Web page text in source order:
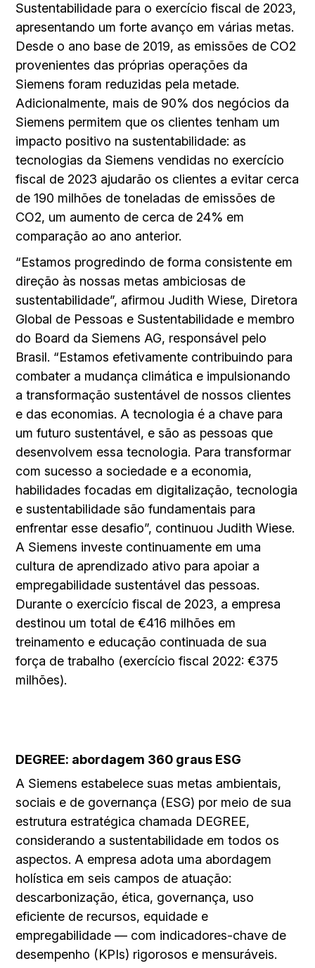
Sustentabilidade para o exercício fiscal de 2023,
apresentando um forte avanço em várias metas.
Desde o ano base de 2019, as emissões de CO2
provenientes das próprias operações da
Siemens foram reduzidas pela metade.
Adicionalmente, mais de 90% dos negócios da
Siemens permitem que os clientes tenham um
impacto positivo na sustentabilidade: as
tecnologias da Siemens vendidas no exercício
fiscal de 2023 ajudarão os clientes a evitar cerca
de 190 milhões de toneladas de emissões de
CO2, um aumento de cerca de 24% em
comparação ao ano anterior.
“Estamos progredindo de forma consistente em
direção às nossas metas ambiciosas de
sustentabilidade”, afirmou Judith Wiese, Diretora
Global de Pessoas e Sustentabilidade e membro
do Board da Siemens AG, responsável pelo
Brasil. “Estamos efetivamente contribuindo para
combater a mudança climática e impulsionando
a transformação sustentável de nossos clientes
e das economias. A tecnologia é a chave para
um futuro sustentável, e são as pessoas que
desenvolvem essa tecnologia. Para transformar
com sucesso a sociedade e a economia,
habilidades focadas em digitalização, tecnologia
e sustentabilidade são fundamentais para
enfrentar esse desafio”, continuou Judith Wiese.
A Siemens investe continuamente em uma
cultura de aprendizado ativo para apoiar a
empregabilidade sustentável das pessoas.
Durante o exercício fiscal de 2023, a empresa
destinou um total de €416 milhões em
treinamento e educação continuada de sua
força de trabalho (exercício fiscal 2022: €375
milhões).
DEGREE: abordagem 360 graus ESG
A Siemens estabelece suas metas ambientais,
sociais e de governança (ESG) por meio de sua
estrutura estratégica chamada DEGREE,
considerando a sustentabilidade em todos os
aspectos. A empresa adota uma abordagem
holística em seis campos de atuação:
descarbonização, ética, governança, uso
eficiente de recursos, equidade e
empregabilidade — com indicadores-chave de
desempenho (KPIs) rigorosos e mensuráveis.